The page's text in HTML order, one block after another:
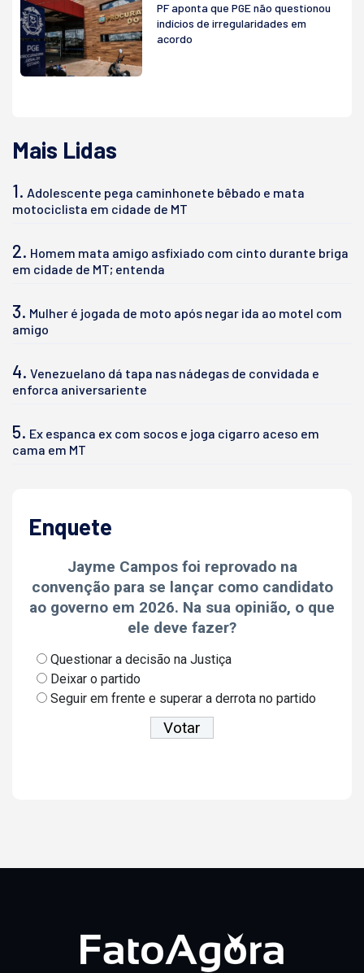
PF aponta que PGE não questionou
indícios de irregularidades em
acordo
Mais Lidas
1. Adolescente pega caminhonete bêbado e mata
motociclista em cidade de MT
2. Homem mata amigo asfixiado com cinto durante briga
em cidade de MT; entenda
3. Mulher é jogada de moto após negar ida ao motel com
amigo
4. Venezuelano dá tapa nas nádegas de convidada e
enforca aniversariente
5. Ex espanca ex com socos e joga cigarro aceso em
cama em MT
Enquete
Jayme Campos foi reprovado na
convenção para se lançar como candidato
ao governo em 2026. Na sua opinião, o que
ele deve fazer?
Questionar a decisão na Justiça
Deixar o partido
Seguir em frente e superar a derrota no partido